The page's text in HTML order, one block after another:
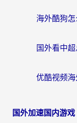
国外加速国内游戏